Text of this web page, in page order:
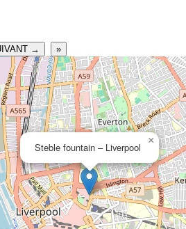
→ »
Steble fountain – Liverpool
×